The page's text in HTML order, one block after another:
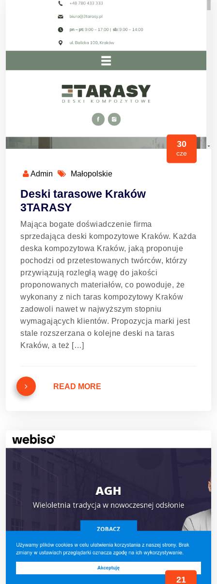
30
cze
Admin Małopolskie
Deski tarasowe Kraków
3TARASY
Mająca bogate doświadczenie firma
sprzedająca deski kompozytowe Kraków. Każda
deska kompozytowa Kraków, jaką proponuje
pochodzi od przetestowanych twórców, którzy
przywiązują rozległą wagę do jakości
proponowanych materiałów, co powoduje, że
wykonany z nich taras kompozytowy Kraków
zadowoli nawet w najwyższym stopniu
wymagających klientów. Propozycja marki jest
stale rozszerzana o kolejne deski na taras
Kraków, a też […]
READ MORE
21